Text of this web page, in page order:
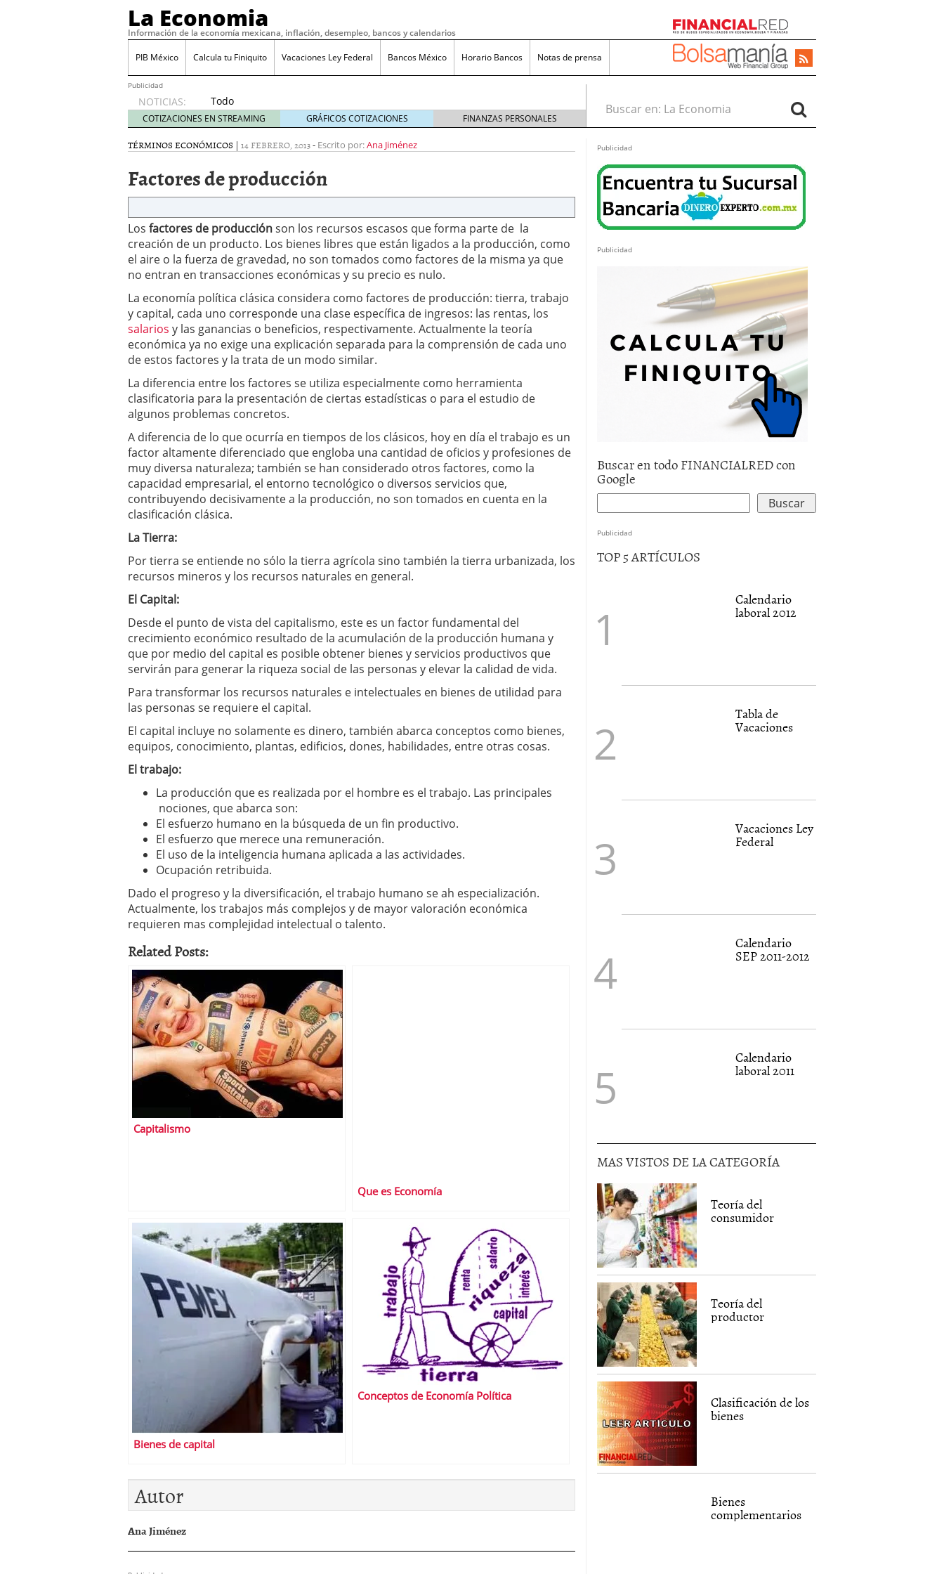
La Economia
Información de la economía mexicana, inflación, desempleo, bancos y calendarios
PIB México Calcula tu Finiquito Vacaciones Ley Federal Bancos México Horario Bancos Notas de prensa
Publicidad
NOTICIAS:
Todo
sobre
SIFX:
análisis
opiniones,
regulación,
seguridad
para
traders
en 2026
febrero
26, 2026
¿Cómo convertir el sueldo bruto a neto en México? noviembre 20, 2025
Cómo enfrentar la reforma de reducción de jornada laboral en México con
un software de control de asistencia julio 17, 2025
¿Cómo encontrar un seguro de auto económico? abril 9, 2025
Cómo acabará el año la economía mexicana; predicciones y avances
noviembre 29, 2024
COTIZACIONES EN STREAMING GRÁFICOS COTIZACIONES FINANZAS PERSONALES
Buscar en:
TÉRMINOS ECONÓMICOS | 14 FEBRERO, 2013- Escrito por:Ana Jiménez
Factores de producción
Los factores de producciónson los recursos escasos que forma parte de la
creación de un producto. Los bienes libres que están ligados a la producción, como
el aire o la fuerza de gravedad, no son tomados como factores de la misma ya que
no entran en transacciones económicas y su precio es nulo.
La economía política clásica considera como factores de producción: tierra, trabajo
y capital, cada uno corresponde una clase específica de ingresos: las rentas, los
salarios y las ganancias o beneficios, respectivamente. Actualmente la teoría
económica ya no exige una explicación separada para la comprensión de cada uno
de estos factores y la trata de un modo similar.
La diferencia entre los factores se utiliza especialmente como herramienta
clasificatoria para la presentación de ciertas estadísticas o para el estudio de
algunos problemas concretos.
A diferencia de lo que ocurría en tiempos de los clásicos, hoy en día el trabajo es un
factor altamente diferenciado que engloba una cantidad de oficios y profesiones de
muy diversa naturaleza; también se han considerado otros factores, como la
capacidad empresarial, el entorno tecnológico o diversos servicios que,
contribuyendo decisivamente a la producción, no son tomados en cuenta en la
clasificación clásica.
La Tierra:
Por tierra se entiende no sólo la tierra agrícola sino también la tierra urbanizada, los
recursos mineros y los recursos naturales en general.
El Capital:
Desde el punto de vista del capitalismo, este es un factor fundamental del
crecimiento económico resultado de la acumulación de la producción humana y
que por medio del capital es posible obtener bienes y servicios productivos que
servirán para generar la riqueza social de las personas y elevar la calidad de vida.
Para transformar los recursos naturales e intelectuales en bienes de utilidad para
las personas se requiere el capital.
El capital incluye no solamente es dinero, también abarca conceptos como bienes,
equipos, conocimiento, plantas, edificios, dones, habilidades, entre otras cosas.
El trabajo:
La producción que es realizada por el hombre es el trabajo. Las principales
nociones, que abarca son:
El esfuerzo humano en la búsqueda de un fin productivo.
El esfuerzo que merece una remuneración.
El uso de la inteligencia humana aplicada a las actividades.
Ocupación retribuida.
Dado el progreso y la diversificación, el trabajo humano se ah especialización.
Actualmente, los trabajos más complejos y de mayor valoración económica
requieren mas complejidad intelectual o talento.
Related Posts:
Capitalismo
Que es Economía
Bienes de capital
Conceptos de Economía Política
Autor
Ana Jiménez
Publicidad
Publicidad
Buscar en todo FINANCIALRED con
Google
Publicidad
TOP 5 ARTÍCULOS
Calendario
laboral 2012
Tabla de
Vacaciones
Vacaciones Ley
Federal
Calendario
SEP 2011-2012
Calendario
laboral 2011
MAS VISTOS DE LA CATEGORÍA
Teoría del
consumidor
Teoría del
productor
Clasificación de los
bienes
Bienes
complementarios